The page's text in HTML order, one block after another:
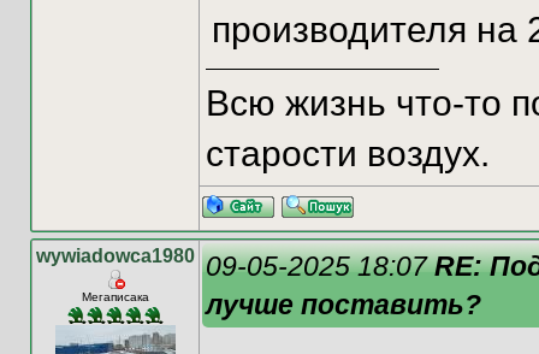
производителя на
Всю жизнь что-то
старости воздух.
wywiadowca1980
Мегаписака
09-05-2025 18:07RE:
лучше поставить?